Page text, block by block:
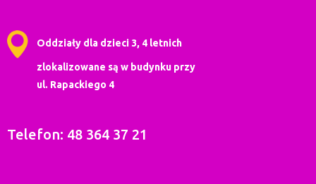
Oddziały dla dzieci 3, 4 letnich
zlokalizowane są w budynku przy
ul. Rapackiego 4
Telefon: 48 364 37 21